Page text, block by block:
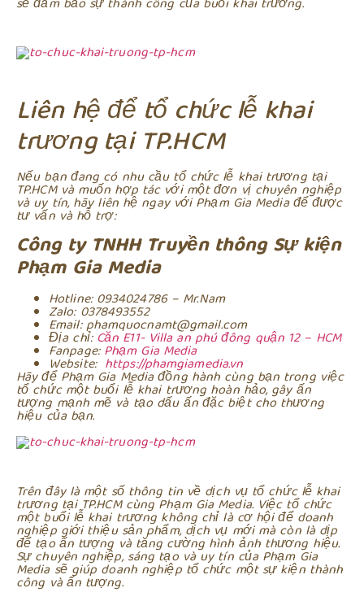
Liên hệ để tổ chức lễ khai
trương tại TP.HCM
Nếu bạn đang có nhu cầu tổ chức lễ khai trương tại
TP.HCM và muốn hợp tác với một đơn vị chuyên nghiệp
và uy tín, hãy liên hệ ngay với Phạm Gia Media để được
tư vấn và hỗ trợ:
Công ty TNHH Truyền thông Sự kiện
Phạm Gia Media
Hotline: 0934024786 – Mr.Nam
Zalo: 0378493552
Email: phamquocnamt@gmail.com
Địa chỉ: Căn E11- Villa an phú đông quận 12 – HCM
Fanpage: Phạm Gia Media
Website: https://phamgiamedia.vn
Hãy để Phạm Gia Media đồng hành cùng bạn trong việc
tổ chức một buổi lễ khai trương hoàn hảo, gây ấn
tượng mạnh mẽ và tạo dấu ấn đặc biệt cho thương
hiệu của bạn.
Trên đây là một số thông tin về dịch vụ tổ chức lễ khai
trương tại TP.HCM cùng Phạm Gia Media. Việc tổ chức
một buổi lễ khai trương không chỉ là cơ hội để doanh
nghiệp giới thiệu sản phẩm, dịch vụ mới mà còn là dịp
để tạo ấn tượng và tăng cường hình ảnh thương hiệu.
Sự chuyên nghiệp, sáng tạo và uy tín của Phạm Gia
Media sẽ giúp doanh nghiệp tổ chức một sự kiện thành
công và ấn tượng.